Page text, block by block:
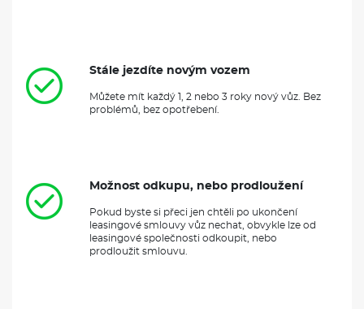
Stále jezdíte novým vozem
Můžete mít každý 1, 2 nebo 3 roky nový vůz. Bez
problémů, bez opotřebení.
Možnost odkupu, nebo prodloužení
Pokud byste si přeci jen chtěli po ukončení
leasingové smlouvy vůz nechat, obvykle lze od
leasingové společnosti odkoupit, nebo
prodloužit smlouvu.